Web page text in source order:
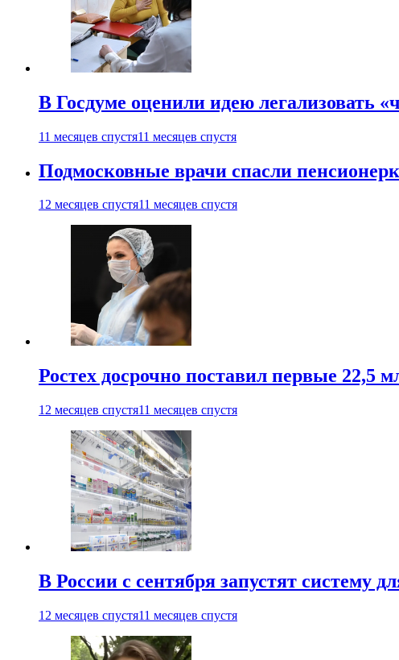
В Госдуме оценили идею легализовать
11 месяцев спустя11 месяцев спустя
Подмосковные врачи спасли
12 месяцев спустя11 месяцев спустя
Ростех досрочно поставил первые 22,5
12 месяцев спустя11 месяцев спустя
В России с сентября запустят систему
12 месяцев спустя11 месяцев спустя